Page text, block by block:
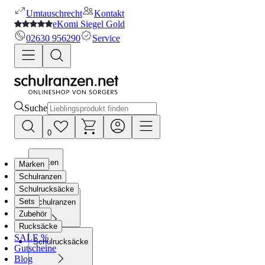
Umtauschrecht
Kontakt
eKomi Siegel Gold
02630 956290
Service
Suche
0
Marken
Schulranzen
Schulrucksäcke
Marken
Schulranzen
Schulrucksäcke
Sets
Zubehör
Rucksäcke
SALE %
Gutscheine
Blog